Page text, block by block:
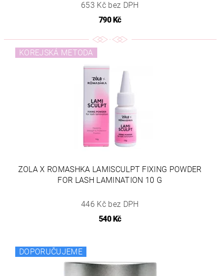
653 Kč bez DPH
790 Kč
KOREJSKÁ METODA
ZOLA X ROMASHKA LAMISCULPT FIXING POWDER
FOR LASH LAMINATION 10 G
446 Kč bez DPH
540 Kč
DOPORUČUJEME